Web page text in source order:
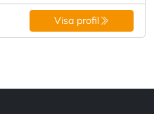
Visa profil